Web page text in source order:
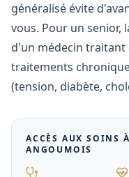
généralisé évite
vous. Pour un senior,
d'un médecin traitant
traitements
(tension, diabète,
ACCÈS AUX SOINS À
ANGOUMOIS